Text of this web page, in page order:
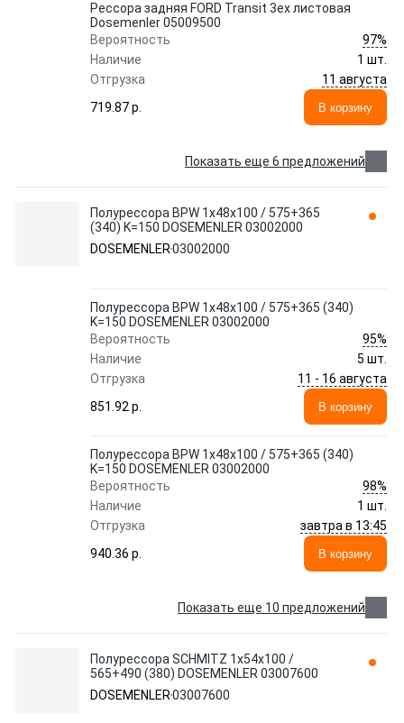
Рессора задняя FORD Transit 3ех листовая
Dosemenler 05009500
Вероятность
97%
Наличие
1 шт.
Отгрузка
11 августа
719.87 p.
В корзину
Показать еще 6 предложений
Полурессора BPW 1x48x100 / 575+365
(340) K=150 DOSEMENLER 03002000
DOSEMENLER03002000
Полурессора BPW 1x48x100 / 575+365 (340)
K=150 DOSEMENLER 03002000
Вероятность
95%
Наличие
5 шт.
Отгрузка
11 - 16 августа
851.92 p.
В корзину
Полурессора BPW 1x48x100 / 575+365 (340)
K=150 DOSEMENLER 03002000
Вероятность
98%
Наличие
1 шт.
Отгрузка
завтра в 13:45
940.36 p.
В корзину
Показать еще 10 предложений
Полурессора SCHMITZ 1x54x100 /
565+490 (380) DOSEMENLER 03007600
DOSEMENLER03007600